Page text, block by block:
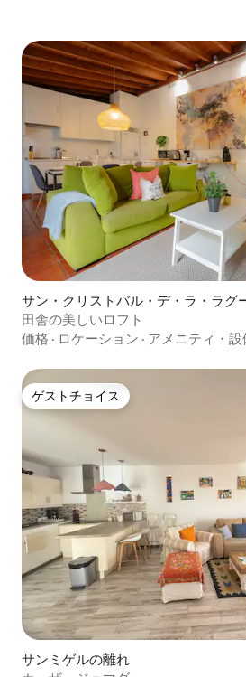
サン・クリストバル・デ・ラ・ラグ
田舎の美しいロフト
価格 · ロケーション · アメニティ・設
ゲストチョイス
ゲストチョイス
サンミゲルの離れ